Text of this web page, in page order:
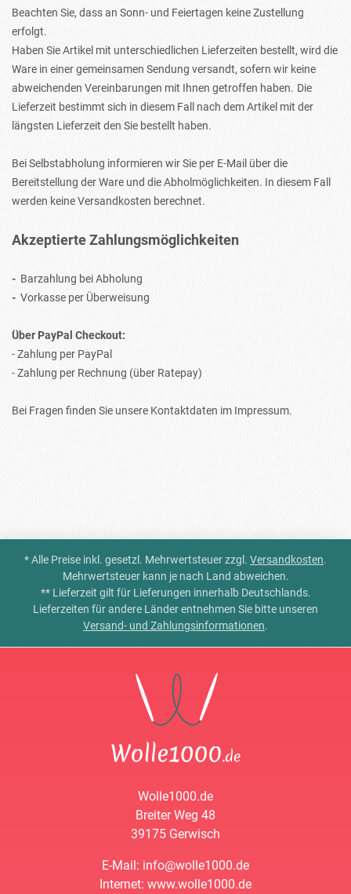
Beachten Sie, dass an Sonn- und Feiertagen keine Zustellung
erfolgt.
Haben Sie Artikel mit unterschiedlichen Lieferzeiten bestellt, wird die
Ware in einer gemeinsamen Sendung versandt, sofern wir keine
abweichenden Vereinbarungen mit Ihnen getroffen haben. Die
Lieferzeit bestimmt sich in diesem Fall nach dem Artikel mit der
längsten Lieferzeit den Sie bestellt haben.
Bei Selbstabholung informieren wir Sie per E-Mail über die
Bereitstellung der Ware und die Abholmöglichkeiten. In diesem Fall
werden keine Versandkosten berechnet.
Akzeptierte Zahlungsmöglichkeiten
- Barzahlung bei Abholung
- Vorkasse per Überweisung
Über PayPal Checkout:
- Zahlung per PayPal
- Zahlung per Rechnung (über Ratepay)
Bei Fragen finden Sie unsere Kontaktdaten im Impressum.
* Alle Preise inkl. gesetzl. Mehrwertsteuer zzgl. Versandkosten.
Mehrwertsteuer kann je nach Land abweichen.
** Lieferzeit gilt für Lieferungen innerhalb Deutschlands.
Lieferzeiten für andere Länder entnehmen Sie bitte unseren
Versand- und Zahlungsinformationen.
Wolle1000.de
Breiter Weg 48
39175 Gerwisch
E-Mail: info@wolle1000.de
Internet: www.wolle1000.de